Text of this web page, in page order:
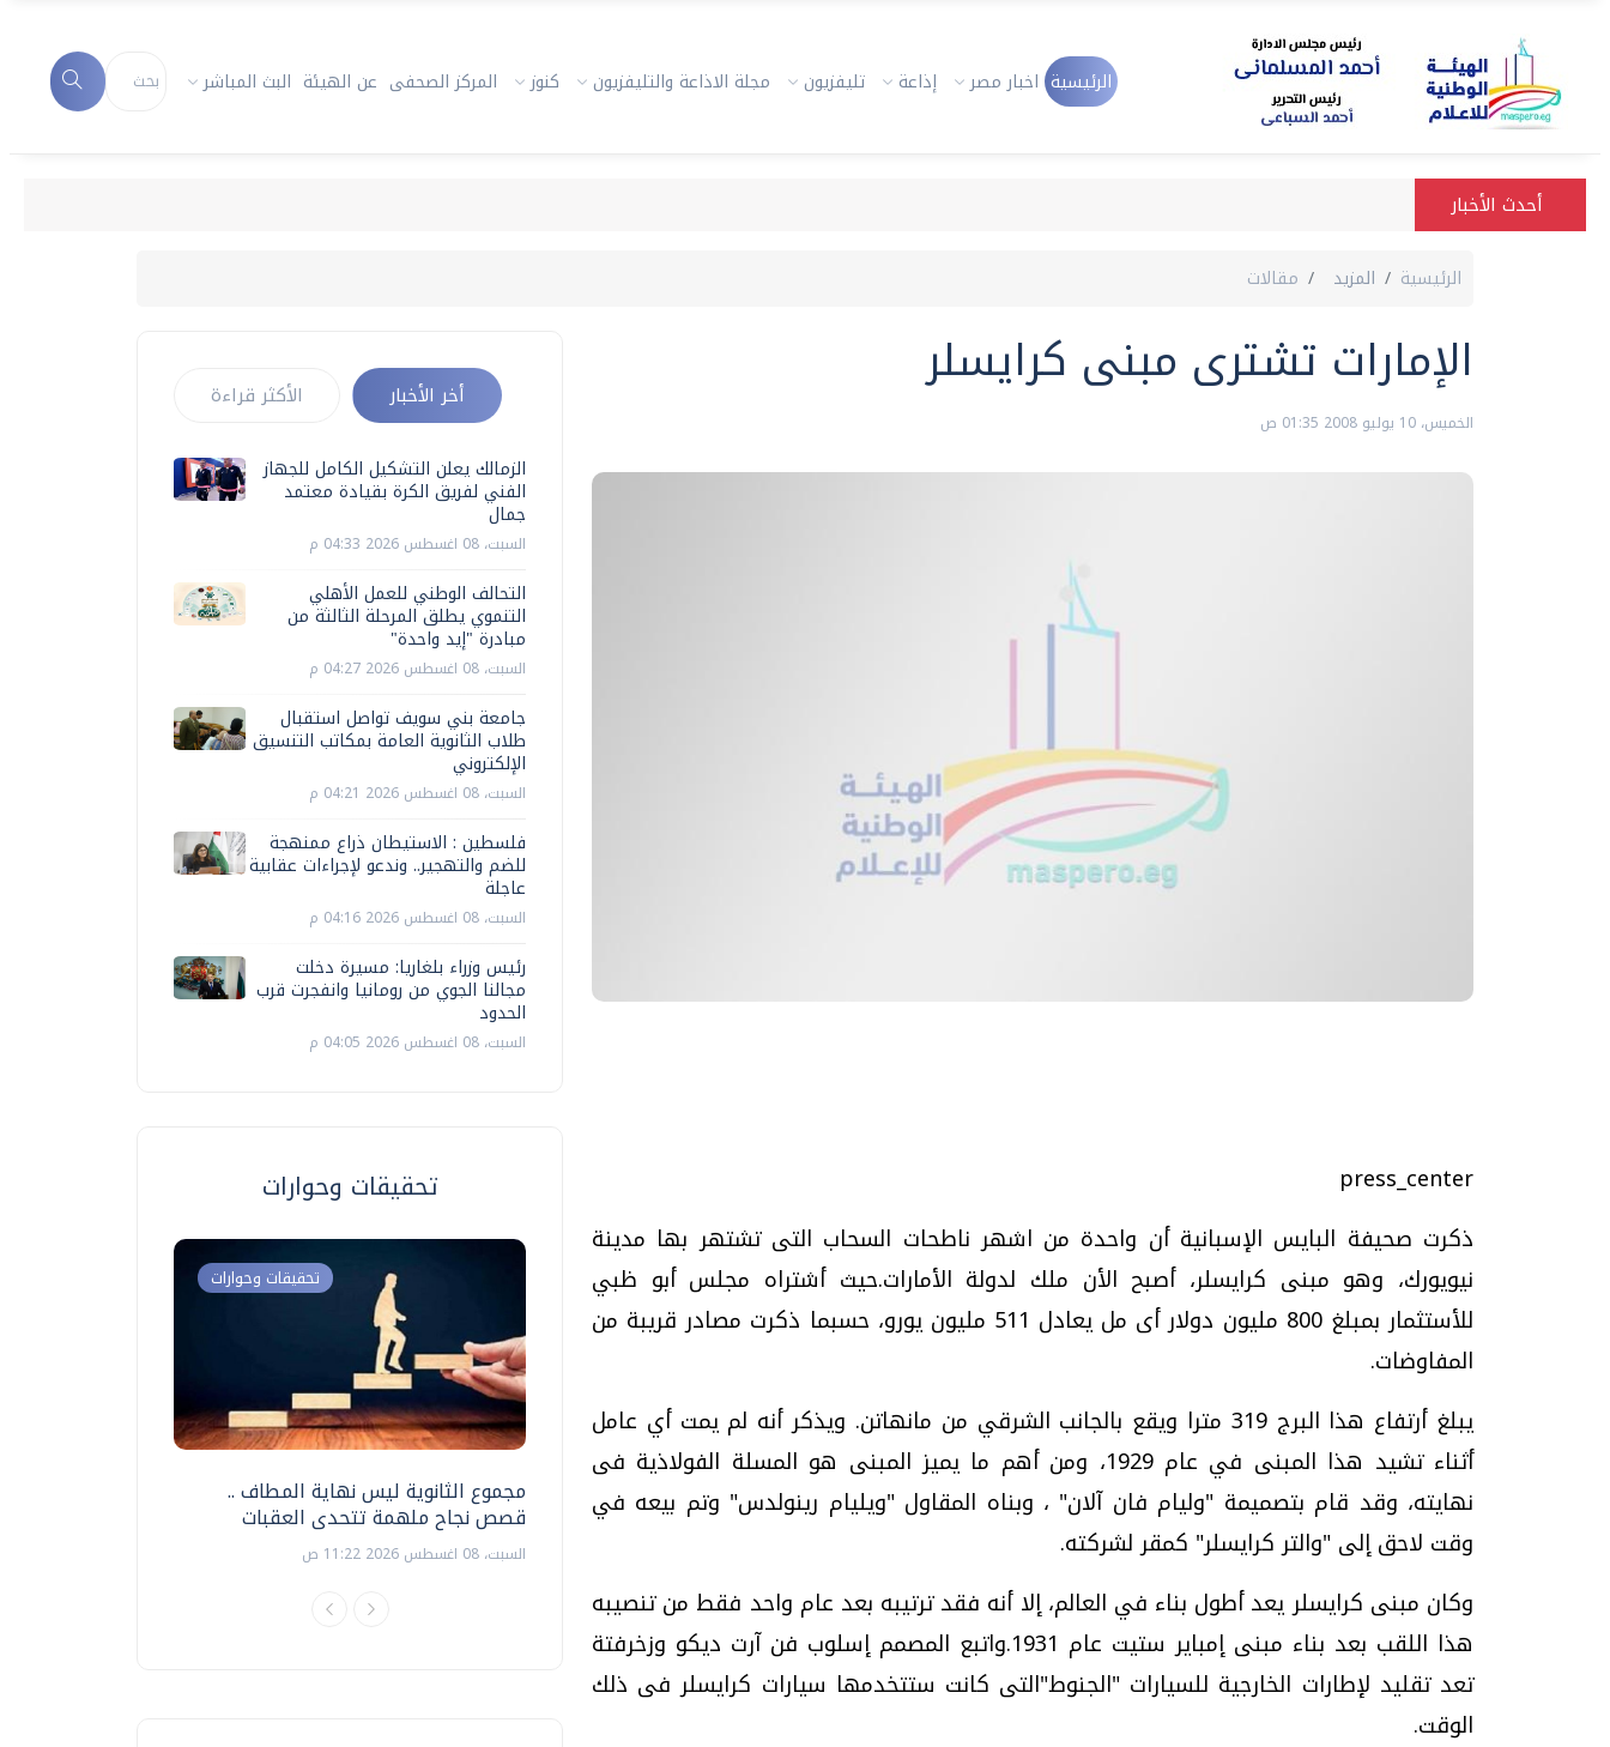
الرئيسية اخبار مصر إذاعة تليفزيون مجلة الاذاعة والتليفزيون كنوز المركز الصحفى عن الهيئة البث المباشر
أحدث الأخبار
الرئيسية المزيد مقالات
الإمارات تشترى مبنى كرايسلر
الخميس، 10 يوليو 2008 01:35 ص
press_center
ذكرت صحيفة البايس الإسبانية أن واحدة من اشهر ناطحات السحاب التى تشتهر بها مدينة
نيويورك، وهو مبنى كرايسلر، أصبح الأن ملك لدولة الأمارات.حيث أشتراه مجلس أبو ظبي
للأستثمار بمبلغ 800 مليون دولار أى مل يعادل 511 مليون يورو، حسبما ذكرت مصادر قريبة من
المفاوضات.
يبلغ أرتفاع هذا البرج 319 مترا ويقع بالجانب الشرقي من مانهاتن. ويذكر أنه لم يمت أي عامل
أثناء تشيد هذا المبنى في عام 1929، ومن أهم ما يميز المبنى هو المسلة الفولاذية فى
نهايته، وقد قام بتصميمة "وليام فان آلان" ، وبناه المقاول "ويليام رينولدس" وتم بيعه في
وقت لاحق إلى "والتر كرايسلر" كمقر لشركته.
وكان مبنى كرايسلر يعد أطول بناء في العالم، إلا أنه فقد ترتيبه بعد عام واحد فقط من تنصيبه
هذا اللقب بعد بناء مبنى إمباير ستيت عام 1931.واتبع المصمم إسلوب فن آرت ديكو وزخرفتة
تعد تقليد لإطارات الخارجية للسيارات "الجنوط"التى كانت ستتخدمها سيارات كرايسلر فى ذلك
الوقت.
أخر الأخبار الأكثر قراءة
الزمالك يعلن التشكيل الكامل للجهاز
الفني لفريق الكرة بقيادة معتمد
جمال
السبت، 08 اغسطس 2026 04:33 م
التحالف الوطني للعمل الأهلي
التنموي يطلق المرحلة الثالثة من
مبادرة "إيد واحدة"
السبت، 08 اغسطس 2026 04:27 م
جامعة بني سويف تواصل استقبال
طلاب الثانوية العامة بمكاتب التنسيق
الإلكتروني
السبت، 08 اغسطس 2026 04:21 م
فلسطين : الاستيطان ذراع ممنهجة
للضم والتهجير.. وندعو لإجراءات عقابية
عاجلة
السبت، 08 اغسطس 2026 04:16 م
رئيس وزراء بلغاريا: مسيرة دخلت
مجالنا الجوي من رومانيا وانفجرت قرب
الحدود
السبت، 08 اغسطس 2026 04:05 م
تحقيقات وحوارات
تحقيقات وحوارات
مجموع الثانوية ليس نهاية المطاف ..
قصص نجاح ملهمة تتحدى العقبات
السبت، 08 اغسطس 2026 11:22 ص
تحقيقات وحوارات
بعد إشعارات "جوجل" .. هل يمكن التنبوء
بالزلازل وكيف نتعامل معها؟
تحقيقات وحوارات
دليلك للتنسيق الجامعي .. تساؤلات
وإجابات
السبت، 01 اغسطس 2026 10:25 ص
تحقيقات وحوارات
فيديو.. الإعلام الرقمي.. تقنيات واعدة
وتحديات هائلة